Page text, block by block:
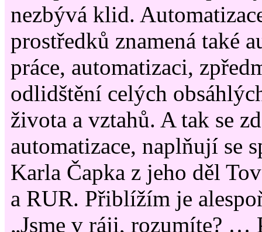
nezbývá klid.
prostředků znamená také
práce, automatizaci,
odlidštění celých
života a vztahů. A tak se
automatizace, naplňují se
Karla Čapka z jeho děl
a RUR. Přiblížím je
„Jsme v ráji, rozumíte? …